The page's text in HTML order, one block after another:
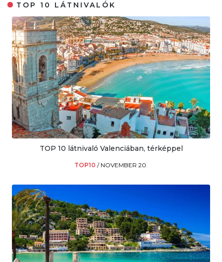
TOP 10 LÁTNIVALÓK
TOP 10 látnivaló Valenciában, térképpel
TOP10 / NOVEMBER 20.